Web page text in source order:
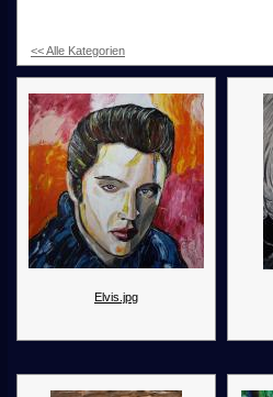
<< Alle Kategorien
Elvis.jpg